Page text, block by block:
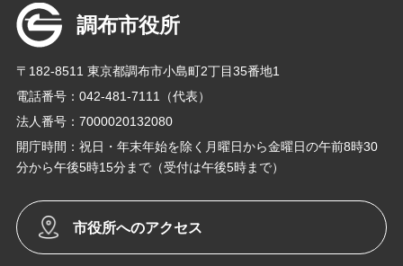
調布市役所
〒182-8511 東京都調布市小島町2丁目35番地1
電話番号：042-481-7111（代表）
法人番号：7000020132080
開庁時間：祝日・年末年始を除く月曜日から金曜日の午前8時30
分から午後5時15分まで（受付は午後5時まで）
市役所へのアクセス